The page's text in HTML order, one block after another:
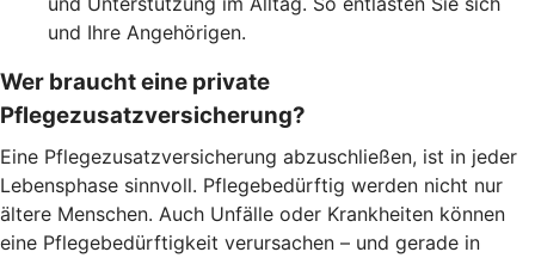
und Ihre Angehörigen.
Wer braucht eine private
Pflegezusatzversicherung?
Eine Pflegezusatzversicherung abzuschließen, ist in jeder
Lebensphase sinnvoll. Pflegebedürftig werden nicht nur
ältere Menschen. Auch Unfälle oder Krankheiten können
eine Pflegebedürftigkeit verursachen – und gerade in